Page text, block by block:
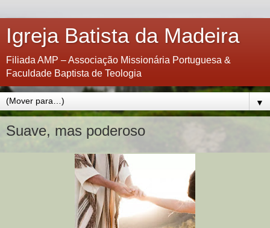
Igreja Batista da Madeira
Filiada AMP – Associação Missionária Portuguesa &
Faculdade Baptista de Teologia
▼
Suave, mas poderoso